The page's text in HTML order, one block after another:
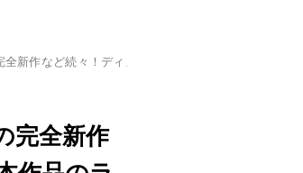
新作など続々！ディズニープラスで配信される日本
完全新作